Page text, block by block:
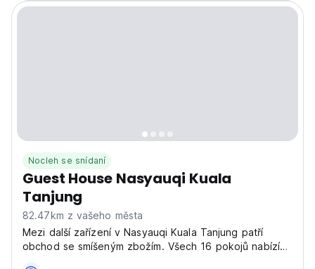
Nocleh se snídaní
Guest House Nasyauqi Kuala
Tanjung
82.47km z vašeho města
Mezi další zařízení v Nasyauqi Kuala Tanjung patří
obchod se smíšeným zbožím. Všech 16 pokojů nabízí